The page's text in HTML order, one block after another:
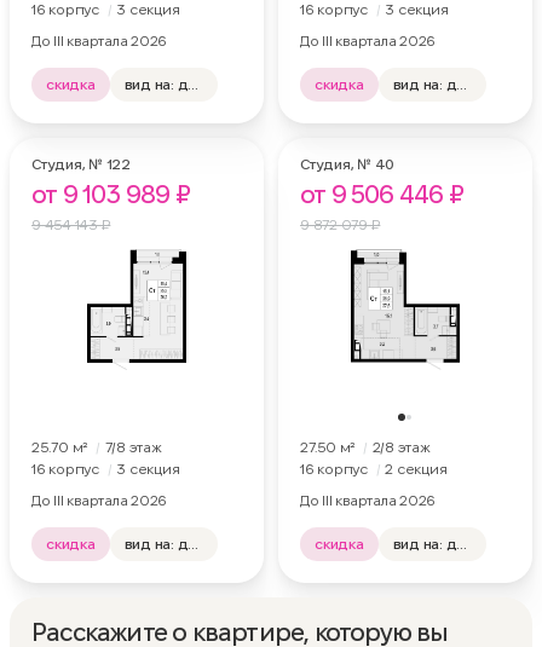
16 корпус
3 секция
До III квартала 2026
скидка
16 корпус
3 секция
До III квартала 2026
скидка
Студия, № 122
от 9 103 989 ₽
9 454 143 ₽
25.70 м² 7/8 этаж
16 корпус
3 секция
До III квартала 2026
скидка
Студия, № 40
от 9 506 446 ₽
9 872 079 ₽
27.50 м² 2/8 этаж
16 корпус
2 секция
До III квартала 2026
скидка
Расскажите о квартире, которую вы